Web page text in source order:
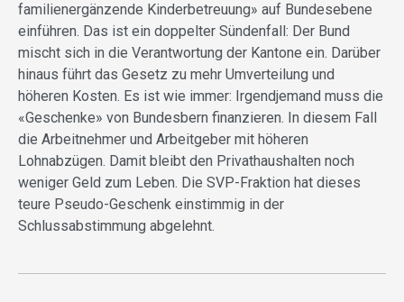
familienergänzende Kinderbetreuung» auf Bundesebene
einführen. Das ist ein doppelter Sündenfall: Der Bund
mischt sich in die Verantwortung der Kantone ein. Darüber
hinaus führt das Gesetz zu mehr Umverteilung und
höheren Kosten. Es ist wie immer: Irgendjemand muss die
«Geschenke» von Bundesbern finanzieren. In diesem Fall
die Arbeitnehmer und Arbeitgeber mit höheren
Lohnabzügen. Damit bleibt den Privathaushalten noch
weniger Geld zum Leben. Die SVP-Fraktion hat dieses
teure Pseudo-Geschenk einstimmig in der
Schlussabstimmung abgelehnt.